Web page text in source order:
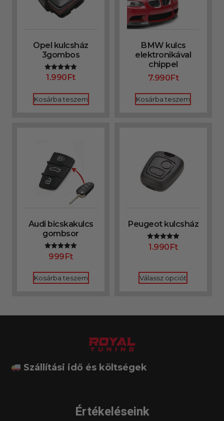
Opel kulcsház
3gombos
Értékelés:
4.86
1.990Ft
Kosárba teszem
BMW kulcs
elektronikával
chippel
7.990Ft
Kosárba teszem
Audi bicskakulcs
gombsor
Értékelés:
5.00
999Ft
Kosárba teszem
Peugeot kulcsház
Értékelés:
5.00
1.990Ft
Válassz opciót
Szállítási idő és költségek
Értékeléseink